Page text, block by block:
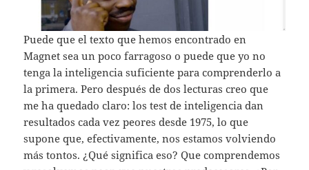
Puede que el texto que hemos encontrado en
Magnet sea un poco farragoso o puede que yo no
tenga la inteligencia suficiente para comprenderlo a
la primera. Pero después de dos lecturas creo que
me ha quedado claro: los test de inteligencia dan
resultados cada vez peores desde 1975, lo que
supone que, efectivamente, nos estamos volviendo
más tontos. ¿Qué significa eso? Que comprendemos